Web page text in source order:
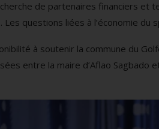
de partenaires financiers et
questions liées à l’économie
à soutenir la commune du
entre la maire d’Aflao Sagbado